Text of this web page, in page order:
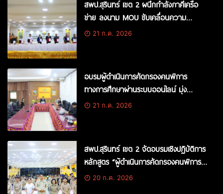
สพป.สุรินทร์ เขต 2 ผนึกกำลังภาคีเครือ
ข่าย ลงนาม MOU ขับเคลื่อนความ
ปลอดภัยในสถานศึกษา ปี 2569
21 ก.ค. 2026
อบรมผู้ดำเนินการคัดกรองคนพิการ
ทางการศึกษาผ่านระบบออนไลน์ มุ่ง
พัฒนาระบบ IEP สู่โรงเรียน
21 ก.ค. 2026
สพป.สุรินทร์ เขต 2 จัดอบรมเชิงปฏิบัติการ
หลักสูตร “ผู้ดำเนินการคัดกรองคนพิการ
ทางการศึกษา” มุ่งพัฒนาศักยภาพครูเพื่อ
20 ก.ค. 2026